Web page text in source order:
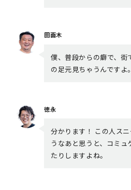
田面木
僕、普段からの癖で、街
の足元見ちゃうんですよ。
徳永
分かります！ この人ス
うなあと思うと、コミュ
たりしますよね。